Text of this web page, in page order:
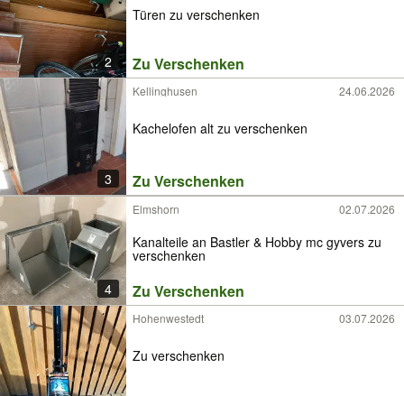
2
Türen zu verschenken
Zu Verschenken
3
Kellinghusen 24.06.2026
Kachelofen alt zu verschenken
Zu Verschenken
4
Elmshorn 02.07.2026
Kanalteile an Bastler & Hobby mc gyvers zu
verschenken
Zu Verschenken
Hohenwestedt 03.07.2026
Zu verschenken